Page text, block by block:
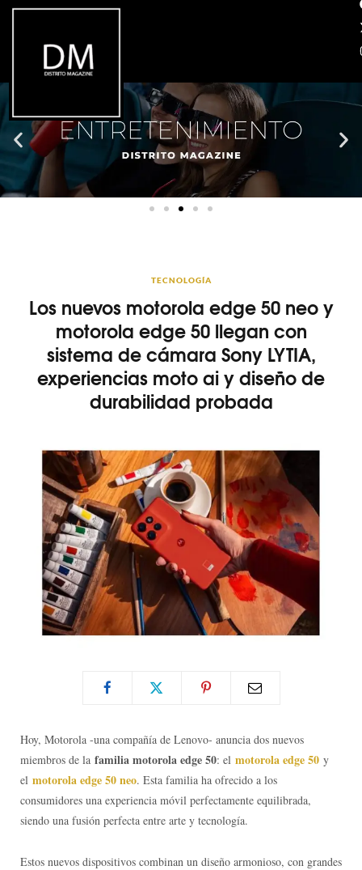
TECNOLOGÍA
Los nuevos motorola edge 50 neo y
motorola edge 50 llegan con
sistema de cámara Sony LYTIA,
experiencias moto ai y diseño de
durabilidad probada
Hoy, Motorola -una compañía de Lenovo- anuncia dos nuevos
miembros de la familia motorola edge 50: el motorola edge 50 y
el motorola edge 50 neo. Esta familia ha ofrecido a los
consumidores una experiencia móvil perfectamente equilibrada,
siendo una fusión perfecta entre arte y tecnología.
Estos nuevos dispositivos combinan un diseño armonioso, con grandes